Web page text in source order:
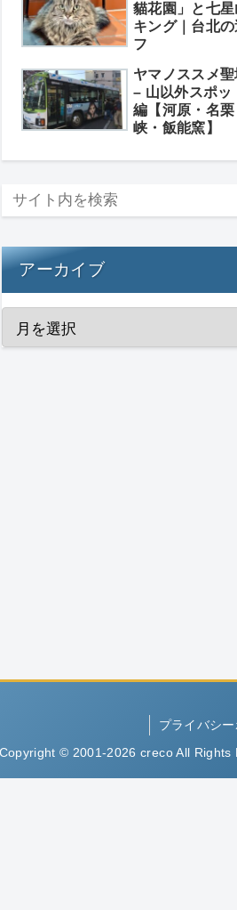
貓花園」と七星
キング｜台北
フ
ヤマノススメ
– 山以外スポッ
編【河原・名
峡・飯能窯】
アーカイブ
プライバシ
Copyright © 2001-2026 creco All Rights